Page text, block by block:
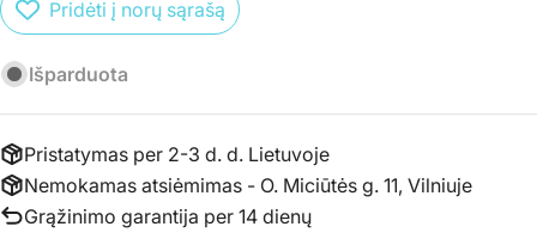
Pridėti į norų sąrašą
Išparduota
Pristatymas per 2-3 d. d. Lietuvoje
Nemokamas atsiėmimas - O. Miciūtės g. 11, Vilniuje
Grąžinimo garantija per 14 dienų